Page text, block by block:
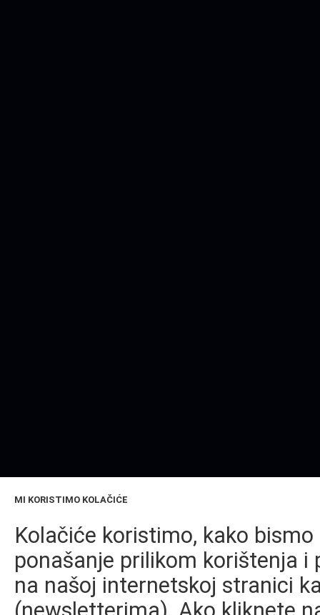
MI KORISTIMO KOLAČIĆE
Kolačiće koristimo, kako
ponašanje prilikom korištenja
na našoj internetskoj stranici